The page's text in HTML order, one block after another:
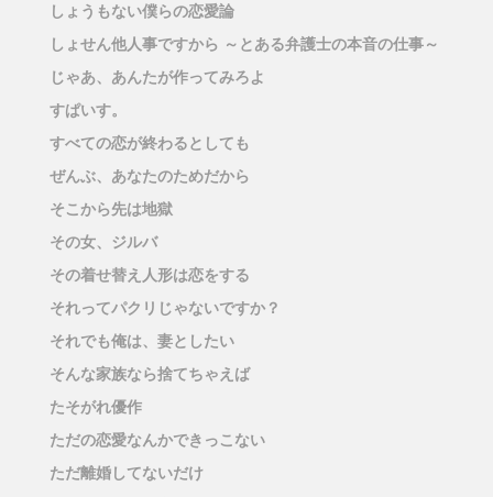
しょうもない僕らの恋愛論
しょせん他人事ですから ～とある弁護士の本音の仕事～
じゃあ、あんたが作ってみろよ
すぱいす。
すべての恋が終わるとしても
ぜんぶ、あなたのためだから
そこから先は地獄
その女、ジルバ
その着せ替え人形は恋をする
それってパクリじゃないですか？
それでも俺は、妻としたい
そんな家族なら捨てちゃえば
たそがれ優作
ただの恋愛なんかできっこない
ただ離婚してないだけ